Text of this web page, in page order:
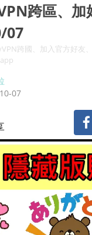
跨區、加
07
跨國、加入官方好友
07